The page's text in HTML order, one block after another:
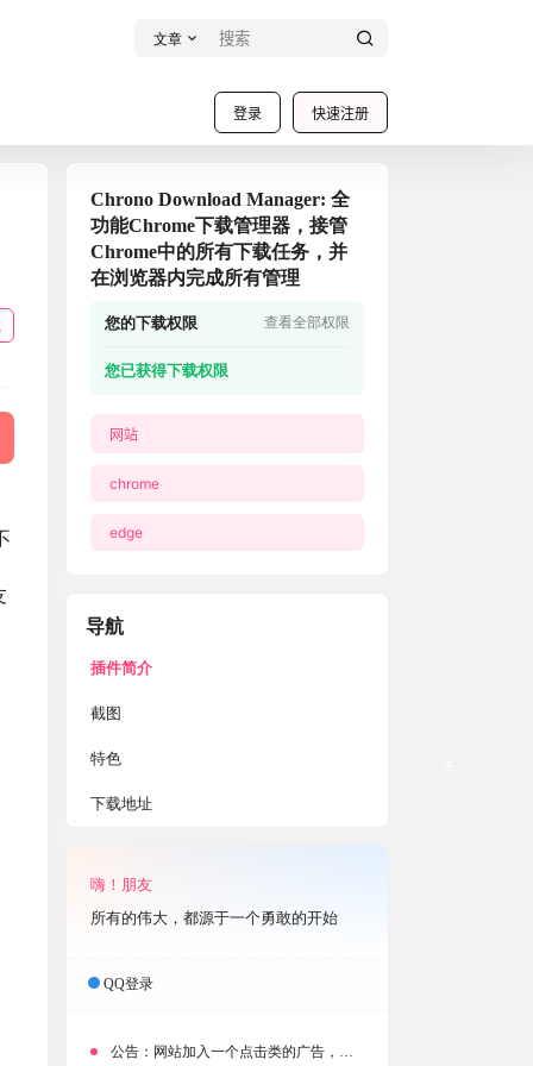
文章
登录 快速注册
Chrono Download Manager: 全
功能Chrome下载管理器，接管
Chrome中的所有下载任务，并
在浏览器内完成所有管理
您的下载权限 查看全部权限
您已获得下载权限
网站
chrome
edge
导航
插件简介
截图
特色
下载地址
嗨！朋友
所有的伟大，都源于一个勇敢的开始
QQ登录
公告： 网站加入一个点击类的广告，大家点击下载按钮需要注意